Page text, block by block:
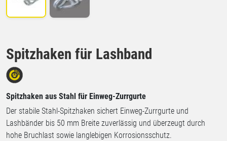
Spitzhaken für Lashband
Spitzhaken aus Stahl für Einweg-Zurrgurte
Der stabile Stahl-Spitzhaken sichert Einweg-Zurrgurte und
Lashbänder bis 50 mm Breite zuverlässig und überzeugt durch
hohe Bruchlast sowie langlebigen Korrosionsschutz.